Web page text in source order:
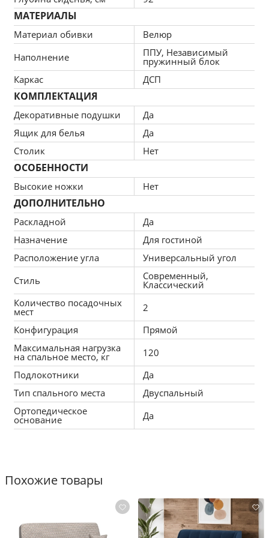
и имеет ровную поверхность. Долговечность –
в среднем 15 лет.
Простота ухода и эстетичность
Пенополиуретан обеспечивает плавность и
удобство форм, комфорт во время
эксплуатации. Комбинация из разного типа
тканевых волокон продлевает срок службы.
Верхняя мебельная ткань имеет эффектный
внешний вид и отличается простотой в уходе.
Средний размер
При габаритах: 255x95x117 см подойдет для
комнат любых размеров, легко раскладывается,
обеспечивая спальное место 157x204 см.
МАТЕРИАЛЫ
Материал обивки
Велюр
Наполнение
ППУ, Независимый
пружинный блок
Каркас
ДСП
КОМПЛЕКТАЦИЯ
Декоративные подушки
Да
Ящик для белья
Да
Столик
Нет
ОСОБЕННОСТИ
Высокие ножки Нет
ДОПОЛНИТЕЛЬНО
Раскладной
Да
Назначение
Для гостиной
Расположение угла
Универсальный угол
Стиль
Современный,
Классический
Количество посадочных
мест
2
Конфигурация
Прямой
Максимальная нагрузка
на спальное место, кг
120
Подлокотники
Да
Тип спального места
Двуспальный
Ортопедическое
основание Да
Похожие товары